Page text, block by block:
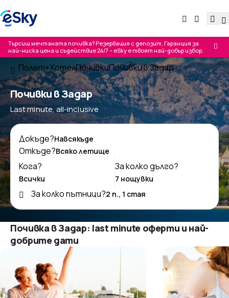
Търсиш мечтаната почивка? Резервация с депозит, Гаранция за
най-ниска цена и съдействие 24/7 – eSky е твоят най-добър избор.
Полет+ХотелПочивкиПочивки в Задар
Почивки в Задар
Last minute, all-inclusive
Докъде?
Откъде?
Кога?
За колко дълго?
За колко пътници?
Почивка в Задар: last minute оферти и най-
добрите дати